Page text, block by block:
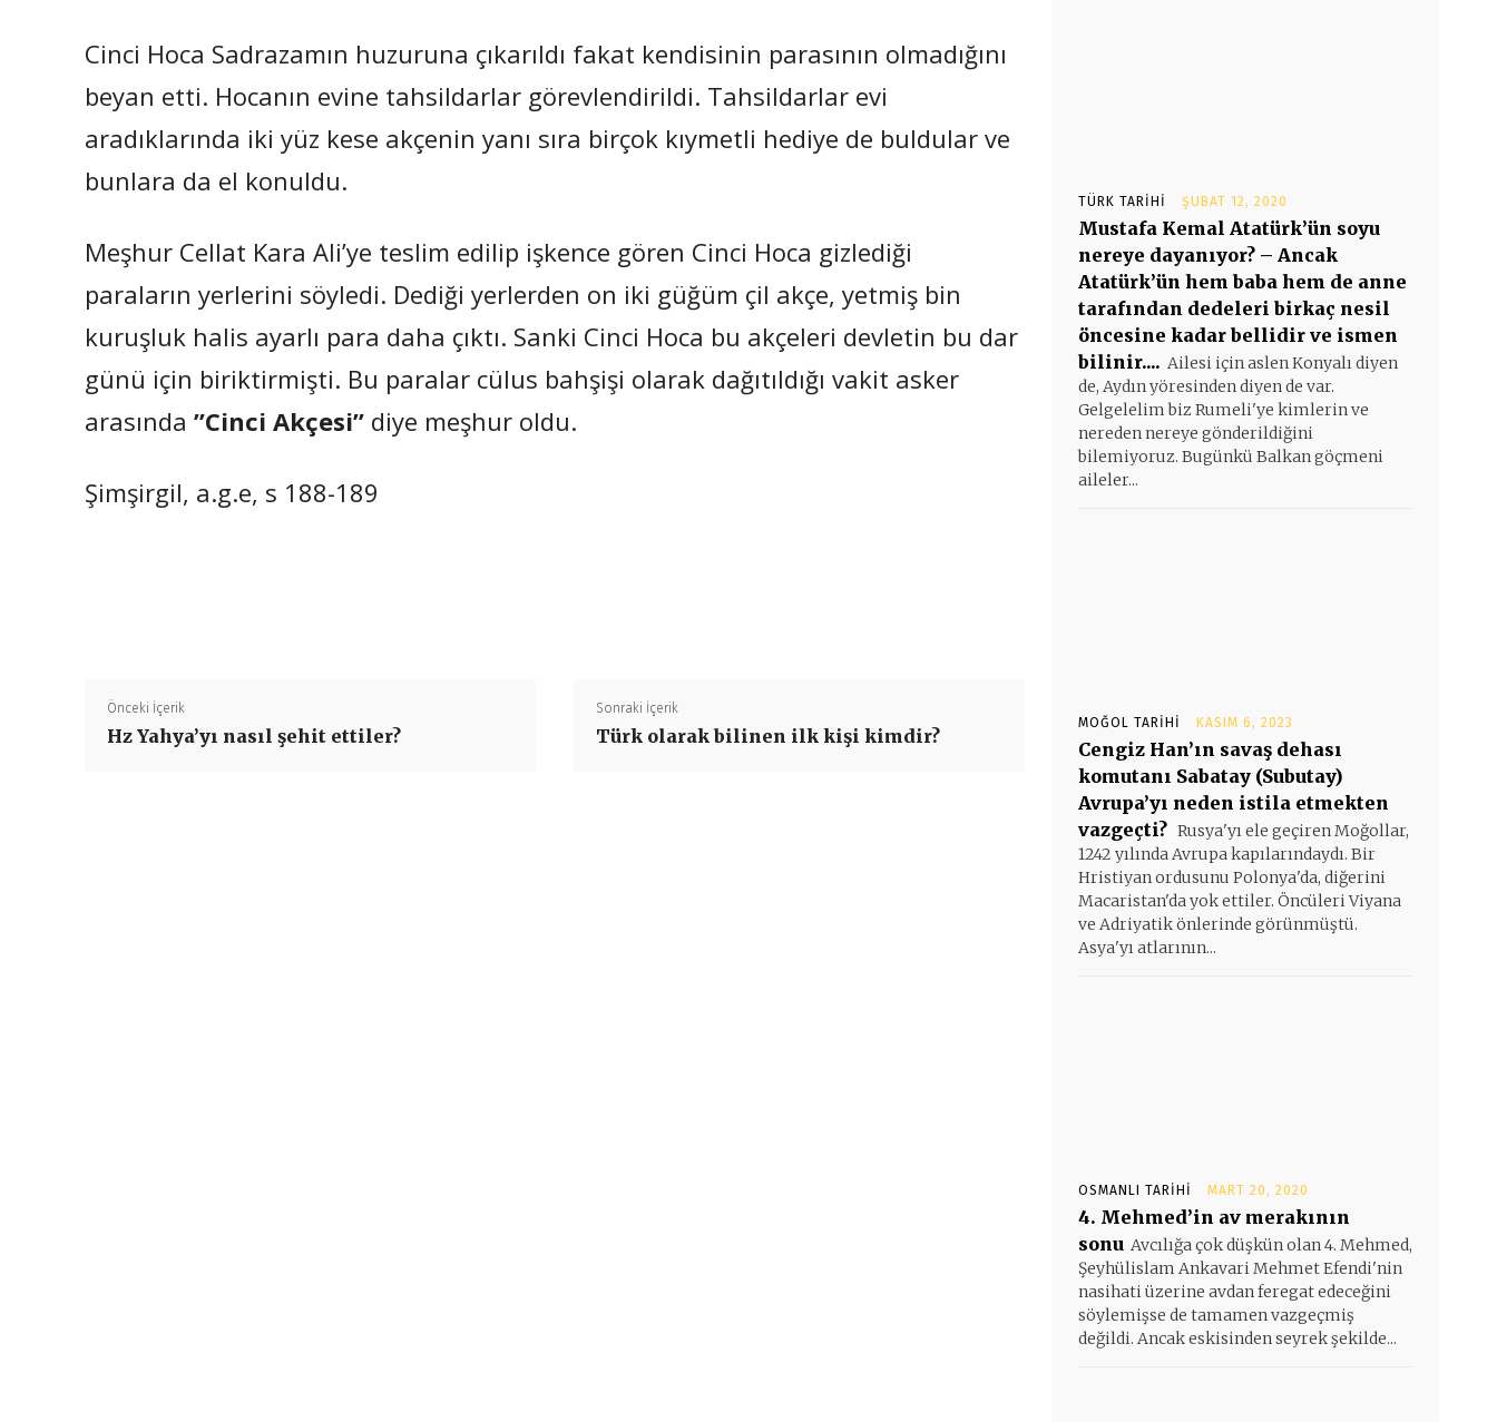
Cinci Hoca Sadrazamın huzuruna çıkarıldı fakat kendisinin parasının olmadığını
beyan etti. Hocanın evine tahsildarlar görevlendirildi. Tahsildarlar evi
aradıklarında iki yüz kese akçenin yanı sıra birçok kıymetli hediye de buldular ve
bunlara da el konuldu.
Meşhur Cellat Kara Ali’ye teslim edilip işkence gören Cinci Hoca gizlediği
paraların yerlerini söyledi. Dediği yerlerden on iki güğüm çil akçe, yetmiş bin
kuruşluk halis ayarlı para daha çıktı. Sanki Cinci Hoca bu akçeleri devletin bu dar
günü için biriktirmişti. Bu paralar cülus bahşişi olarak dağıtıldığı vakit asker
arasında ”Cinci Akçesi” diye meşhur oldu.
Şimşirgil, a.g.e, s 188-189
Önceki İçerik
Hz Yahya’yı nasıl şehit ettiler?
Sonraki İçerik
Türk olarak bilinen ilk kişi kimdir?
TÜRK TARIHI ŞUBAT 12, 2020
Mustafa Kemal Atatürk’ün soyu
nereye dayanıyor? – Ancak
Atatürk’ün hem baba hem de anne
tarafından dedeleri birkaç nesil
öncesine kadar bellidir ve ismen
bilinir.... Ailesi için aslen Konyalı diyen
de, Aydın yöresinden diyen de var.
Gelgelelim biz Rumeli'ye kimlerin ve
nereden nereye gönderildiğini
bilemiyoruz. Bugünkü Balkan göçmeni
aileler...
MOĞOL TARIHI KASIM 6, 2023
Cengiz Han’ın savaş dehası
komutanı Sabatay (Subutay)
Avrupa’yı neden istila etmekten
vazgeçti? Rusya'yı ele geçiren Moğollar,
1242 yılında Avrupa kapılarındaydı. Bir
Hristiyan ordusunu Polonya'da, diğerini
Macaristan'da yok ettiler. Öncüleri Viyana
ve Adriyatik önlerinde görünmüştü.
Asya'yı atlarının...
OSMANLI TARIHI MART 20, 2020
4. Mehmed’in av merakının
sonu Avcılığa çok düşkün olan 4. Mehmed,
Şeyhülislam Ankavari Mehmet Efendi'nin
nasihati üzerine avdan feregat edeceğini
söylemişse de tamamen vazgeçmiş
değildi. Ancak eskisinden seyrek şekilde...